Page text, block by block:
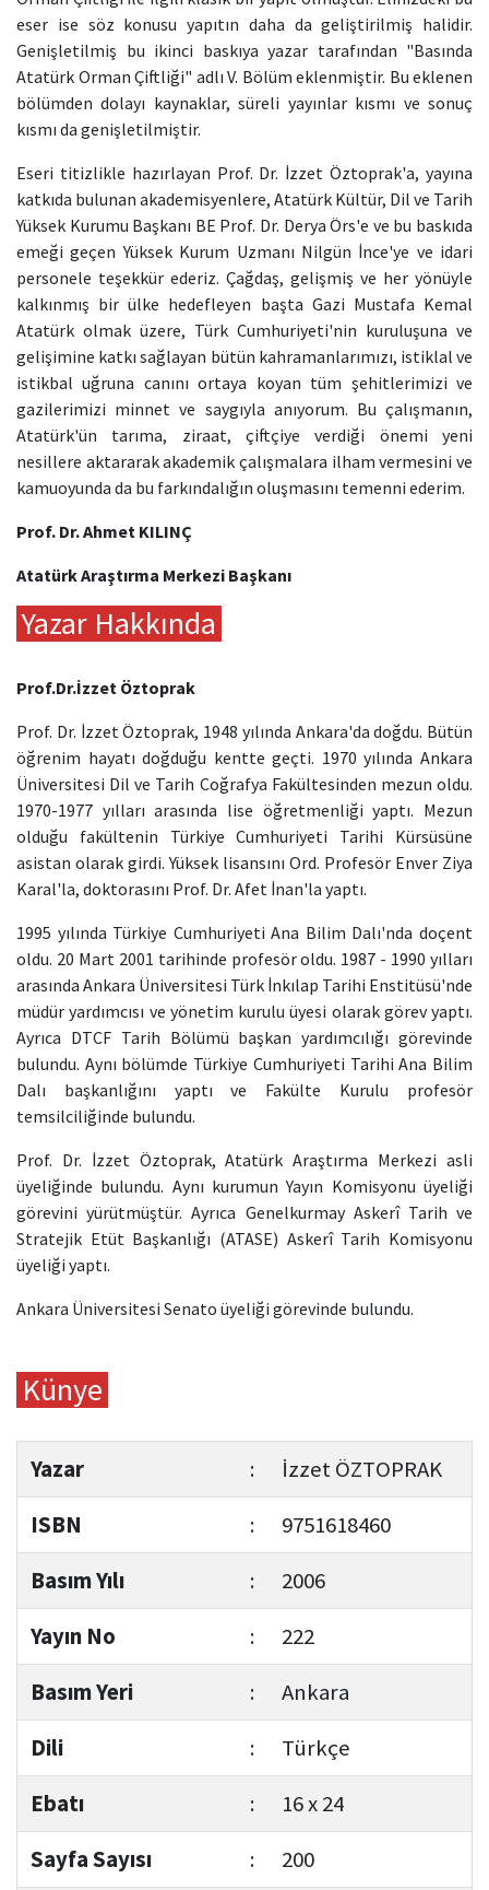
eser ise söz konusu yapıtın daha da geliştirilmiş halidir.
Genişletilmiş bu ikinci baskıya yazar tarafından "Basında
Atatürk Orman Çiftliği" adlı V. Bölüm eklenmiştir. Bu eklenen
bölümden dolayı kaynaklar, süreli yayınlar kısmı ve sonuç
kısmı da genişletilmiştir.
Eseri titizlikle hazırlayan Prof. Dr. İzzet Öztoprak'a, yayına
katkıda bulunan akademisyenlere, Atatürk Kültür, Dil ve Tarih
Yüksek Kurumu Başkanı BE Prof. Dr. Derya Örs'e ve bu baskıda
emeği geçen Yüksek Kurum Uzmanı Nilgün İnce'ye ve idari
personele teşekkür ederiz. Çağdaş, gelişmiş ve her yönüyle
kalkınmış bir ülke hedefleyen başta Gazi Mustafa Kemal
Atatürk olmak üzere, Türk Cumhuriyeti'nin kuruluşuna ve
gelişimine katkı sağlayan bütün kahramanlarımızı, istiklal ve
istikbal uğruna canını ortaya koyan tüm şehitlerimizi ve
gazilerimizi minnet ve saygıyla anıyorum. Bu çalışmanın,
Atatürk'ün tarıma, ziraat, çiftçiye verdiği önemi yeni
nesillere aktararak akademik çalışmalara ilham vermesini ve
kamuoyunda da bu farkındalığın oluşmasını temenni ederim.
Prof. Dr. Ahmet KILINÇ
Atatürk Araştırma Merkezi Başkanı
Yazar Hakkında
Prof.Dr.İzzet Öztoprak
Prof. Dr. İzzet Öztoprak, 1948 yılında Ankara'da doğdu. Bütün
öğrenim hayatı doğduğu kentte geçti. 1970 yılında Ankara
Üniversitesi Dil ve Tarih Coğrafya Fakültesinden mezun oldu.
1970-1977 yılları arasında lise öğretmenliği yaptı. Mezun
olduğu fakültenin Türkiye Cumhuriyeti Tarihi Kürsüsüne
asistan olarak girdi. Yüksek lisansını Ord. Profesör Enver Ziya
Karal'la, doktorasını Prof. Dr. Afet İnan'la yaptı.
1995 yılında Türkiye Cumhuriyeti Ana Bilim Dalı'nda doçent
oldu. 20 Mart 2001 tarihinde profesör oldu. 1987 - 1990 yılları
arasında Ankara Üniversitesi Türk İnkılap Tarihi Enstitüsü'nde
müdür yardımcısı ve yönetim kurulu üyesi olarak görev yaptı.
Ayrıca DTCF Tarih Bölümü başkan yardımcılığı görevinde
bulundu. Aynı bölümde Türkiye Cumhuriyeti Tarihi Ana Bilim
Dalı başkanlığını yaptı ve Fakülte Kurulu profesör
temsilciliğinde bulundu.
Prof. Dr. İzzet Öztoprak, Atatürk Araştırma Merkezi asli
üyeliğinde bulundu. Aynı kurumun Yayın Komisyonu üyeliği
görevini yürütmüştür. Ayrıca Genelkurmay Askerî Tarih ve
Stratejik Etüt Başkanlığı (ATASE) Askerî Tarih Komisyonu
üyeliği yaptı.
Ankara Üniversitesi Senato üyeliği görevinde bulundu.
Künye
Yazar :
İzzet ÖZTOPRAK
ISBN
:
9751618460
Basım Yılı
:
2006
Yayın No
:
222
Basım Yeri
:
Ankara
Dili
:
Türkçe
Ebatı
:
16 x 24
Sayfa Sayısı
:
200